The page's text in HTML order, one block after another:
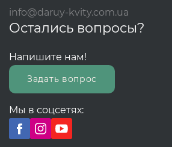
info@daruy-kvity.com.ua
Остались вопросы?
Напишите нам!
Задать вопрос
Мы в соцсетях: